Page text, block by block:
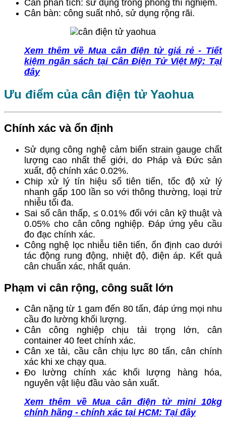
Cân phân tích: sử dụng trong phòng thí nghiệm.
Cân bàn: công suất nhỏ, sử dụng rộng rãi.
Xem thêm về Mua cân điện tử giá rẻ - Tiết
kiệm ngân sách tại Cân Điện Tử Việt Mỹ: Tại
đây
Ưu điểm của cân điện tử Yaohua
Chính xác và ổn định
Sử dụng công nghệ cảm biến strain gauge chất
lượng cao nhất thế giới, do Pháp và Đức sản
xuất, độ chính xác 0.02%.
Chip xử lý tín hiệu số tiên tiến, tốc độ xử lý
nhanh gấp 100 lần so với thông thường, loại trừ
nhiễu tối đa.
Sai số cân thấp, ≤ 0.01% đối với cân kỹ thuật và
0.05% cho cân công nghiệp. Đáp ứng yêu cầu
đo đạc chính xác.
Công nghệ lọc nhiễu tiên tiến, ổn định cao dưới
tác động rung động, nhiệt độ, điện áp. Kết quả
cân chuẩn xác, nhất quán.
Phạm vi cân rộng, công suất lớn
Cân nặng từ 1 gam đến 80 tấn, đáp ứng mọi nhu
cầu đo lường khối lượng.
Cân công nghiệp chịu tải trọng lớn, cân
container 40 feet chính xác.
Cân xe tải, cầu cân chịu lực 80 tấn, cân chính
xác khi xe chạy qua.
Đo lường chính xác khối lượng hàng hóa,
nguyên vật liệu đầu vào sản xuất.
Xem thêm về Mua cân điện tử mini 10kg
chính hãng - chính xác tại HCM: Tại đây